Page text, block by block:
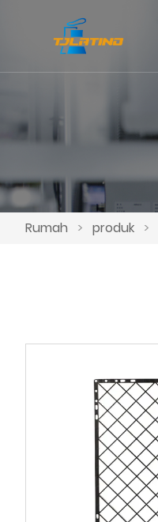
Rumah > produk >